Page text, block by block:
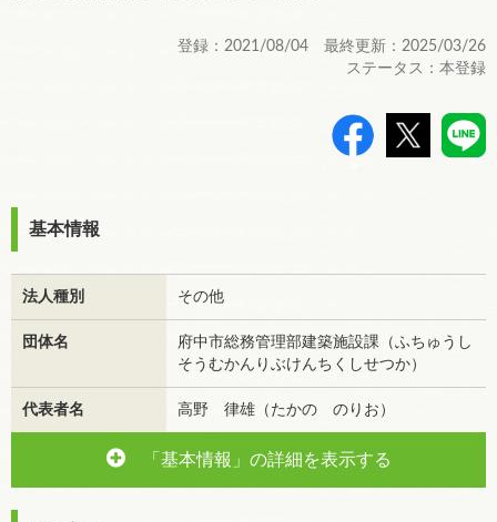
登録：2021/08/04 最終更新：2025/03/26
ステータス：本登録
基本情報
法人種別 その他
団体名
府中市総務管理部建築施設課（ふちゅうし
そうむかんりぶけんちくしせつか）
代表者名 高野 律雄（たかの のりお）
「基本情報」の詳細を表示する